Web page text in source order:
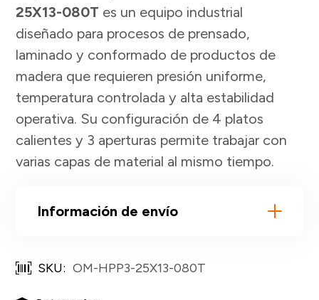
25X13-080T es un equipo industrial
diseñado para procesos de prensado,
laminado y conformado de productos de
madera que requieren presión uniforme,
temperatura controlada y alta estabilidad
operativa. Su configuración de 4 platos
calientes y 3 aperturas permite trabajar con
varias capas de material al mismo tiempo.
Información de envío
SKU: OM-HPP3-25X13-080T